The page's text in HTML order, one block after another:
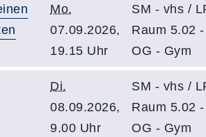
Mo.
07.09.2026,
19.15 Uhr
SM - vhs /
Raum 5.02
OG - Gym
Di.
08.09.2026,
9.00 Uhr
SM - vhs /
Raum 5.02
OG - Gym